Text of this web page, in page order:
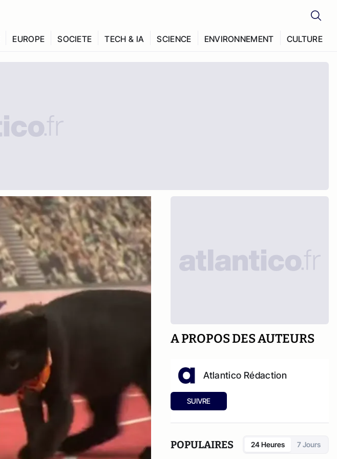
EUROPE SOCIETE TECH & IA SCIENCE ENVIRONNEMENT CULTURE
A PROPOS DES AUTEURS
Atlantico Rédaction
SUIVRE
POPULAIRES 24 Heures 7 Jours